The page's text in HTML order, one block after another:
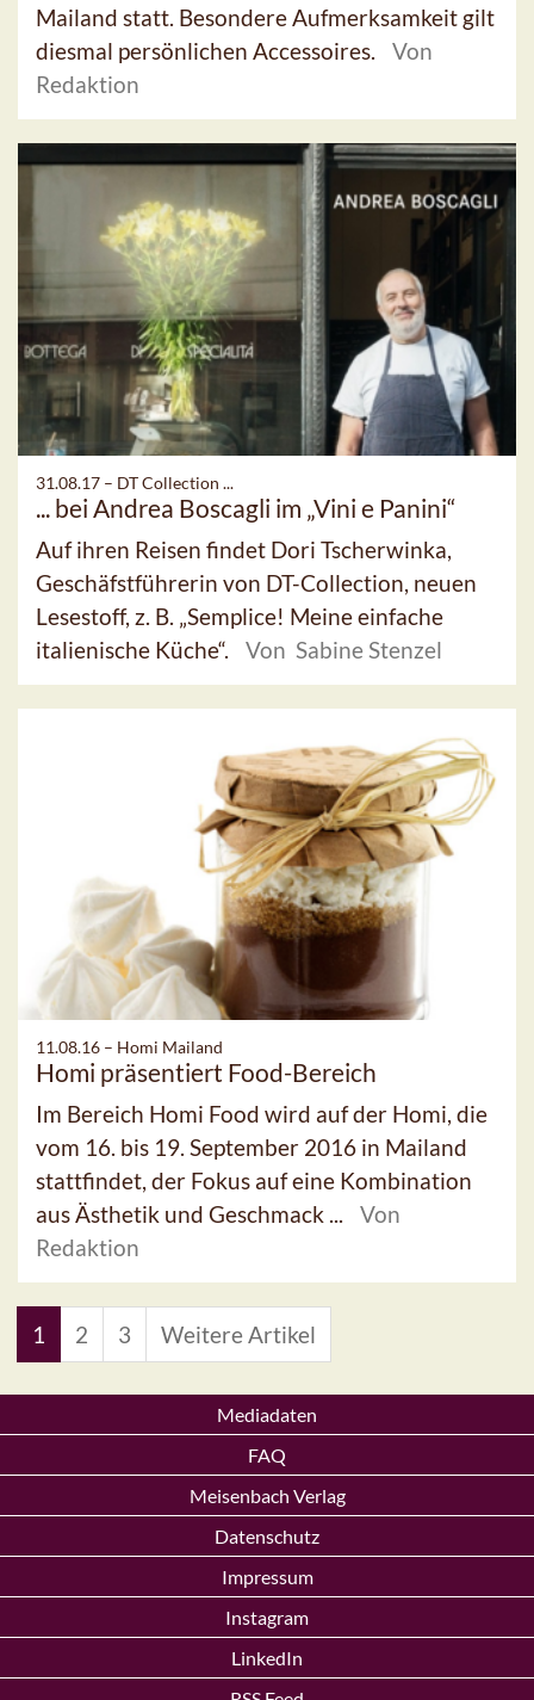
Mailand statt. Besondere Aufmerksamkeit gilt
diesmal persönlichen Accessoires.
Von
Redaktion
31.08.17 – DT Collection ...
... bei Andrea Boscagli im „Vini e Panini“
Auf ihren Reisen findet Dori Tscherwinka,
Geschäfstführerin von DT-Collection, neuen
Lesestoff, z. B. „Semplice! Meine einfache
italienische Küche“.
Von Sabine Stenzel
11.08.16 – Homi Mailand
Homi präsentiert Food-Bereich
Im Bereich Homi Food wird auf der Homi, die
vom 16. bis 19. September 2016 in Mailand
stattfindet, der Fokus auf eine Kombination
aus Ästhetik und Geschmack ...
Von
Redaktion
1 2 3 Weitere Artikel
Mediadaten
FAQ
Meisenbach Verlag
Datenschutz
Impressum
Instagram
LinkedIn